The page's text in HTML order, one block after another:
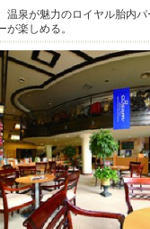
温泉が魅力のロイヤル胎内
が楽しめる。